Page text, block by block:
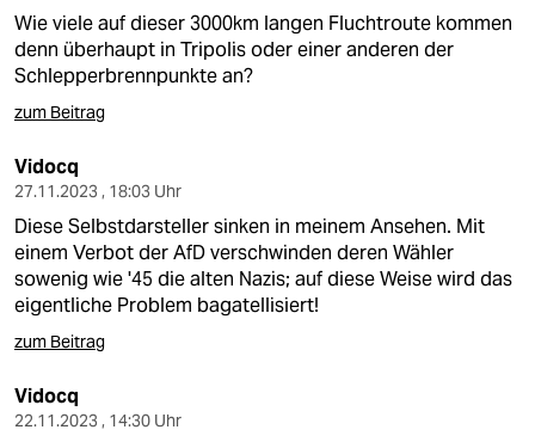
Wie viele auf dieser 3000km langen Fluchtroute kommen
denn überhaupt in Tripolis oder einer anderen der
Schlepperbrennpunkte an?
zum Beitrag
Vidocq
27.11.2023 , 18:03 Uhr
Diese Selbstdarsteller sinken in meinem Ansehen. Mit
einem Verbot der AfD verschwinden deren Wähler
sowenig wie '45 die alten Nazis; auf diese Weise wird das
eigentliche Problem bagatellisiert!
zum Beitrag
Vidocq
22.11.2023 , 14:30 Uhr